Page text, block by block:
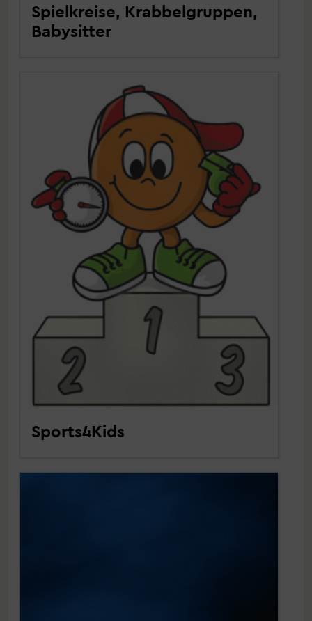
Spielkreise, Krabbelgruppen,
Babysitter
Sports4Kids